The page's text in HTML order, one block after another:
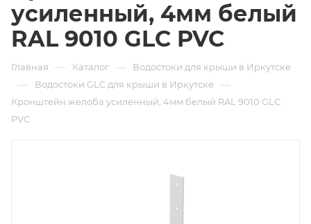
усиленный, 4мм белый
RAL 9010 GLC PVC
Главная — Каталог — Водостоки для крыши в Иркутске
— Водостоки GLC для крыши в Иркутске —
Кронштейн желоба усиленный, 4мм белый RAL 9010 GLC
PVC